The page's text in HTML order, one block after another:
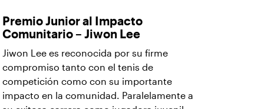
Premio Junior al Impacto
Comunitario – Jiwon Lee
Jiwon Lee es reconocida por su firme
compromiso tanto con el tenis de
competición como con su importante
impacto en la comunidad. Paralelamente a